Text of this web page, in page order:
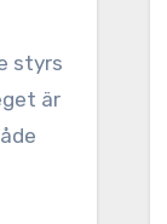
styrs
är